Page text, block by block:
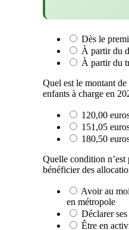
Dès le
À partir du
À partir du
Quel est le montant
enfants à charge en
120,00
151,05
180,50
Quelle condition n’est
bénéficier des
Avoir au
en métropole
Déclarer
Être en